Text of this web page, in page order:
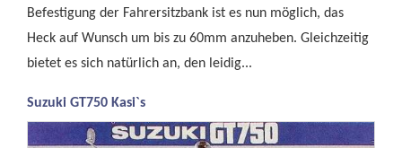
Befestigung der Fahrersitzbank ist es nun möglich, das
Heck auf Wunsch um bis zu 60mm anzuheben. Gleichzeitig
bietet es sich natürlich an, den leidig...
Suzuki GT750 Kasi`s